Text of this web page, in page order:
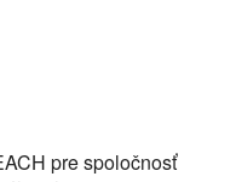
pre spoločnosť